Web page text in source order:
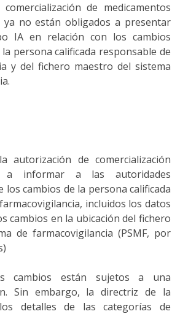
de medicamentos
no están obligados a presentar
IA en relación con los cambios
persona calificada responsable de
y del fichero maestro del sistema
autorización de comercialización
a informar a las autoridades
los cambios de la persona calificada
incluidos los datos
cambios en la ubicación del fichero
de farmacovigilancia (PSMF, por
cambios están sujetos a una
Sin embargo, la directriz de la
detalles de las categorías de